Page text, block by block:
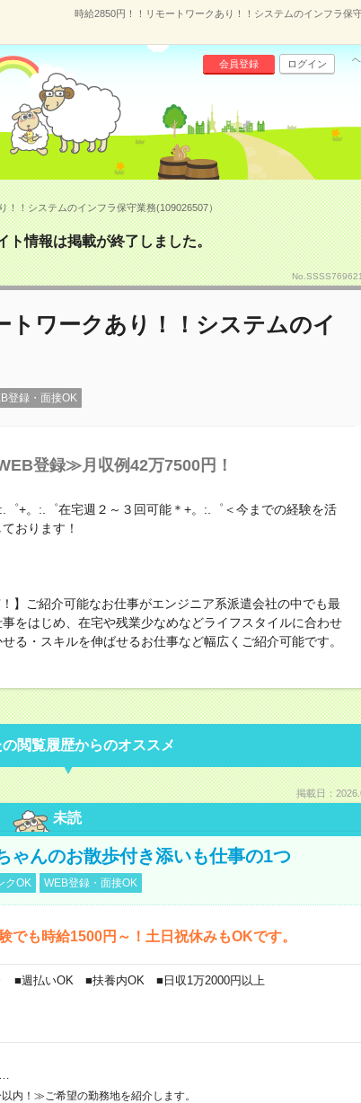
時給2850円！！リモートワークあり！！システムのインフラ保
会員登録 ログイン
！！システムのインフラ保守業務(109026507）
ト情報は掲載が終了しました。
トワークあり！！システムのイ
登録・面接OK
登録≫月収例42万7500円！
+。:.゜在宅週２～３回可能＊+。:.゜＜今までの経験を活
おります！
】ご紹介可能なお仕事がエンジニア系派遣会社の中でも最
をはじめ、在宅や残業少なめなどライフスタイルに合わせ
る・スキルを伸ばせるお仕事など幅広くご紹介可能です。
閲覧履歴からのオススメ
掲載日：
未読
ゃんのお散歩付き添いも仕事の1つ
クOK WEB登録・面接OK
も時給1500円～！土日祝休みもOKです。
■週払いOK ■扶養内OK ■日収1万2000円以上
内！≫ご希望の勤務地を紹介します。